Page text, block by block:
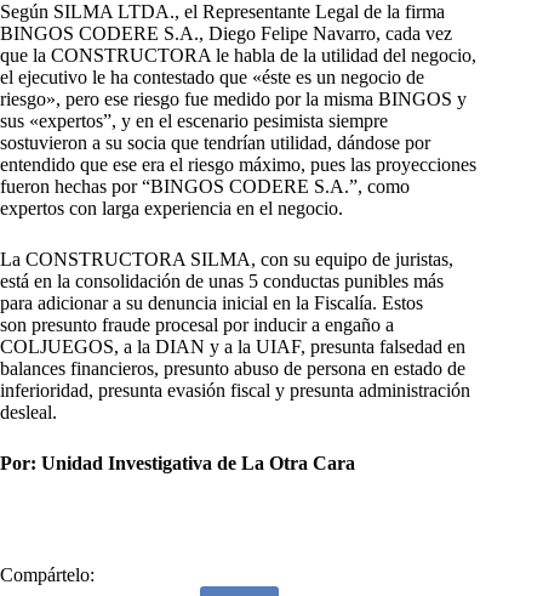
Según SILMA LTDA., el Representante Legal de la firma
BINGOS CODERE S.A., Diego Felipe Navarro, cada vez
que la CONSTRUCTORA le habla de la utilidad del negocio,
el ejecutivo le ha contestado que «éste es un negocio de
riesgo», pero ese riesgo fue medido por la misma BINGOS y
sus «expertos”, y en el escenario pesimista siempre
sostuvieron a su socia que tendrían utilidad, dándose por
entendido que ese era el riesgo máximo, pues las proyecciones
fueron hechas por “BINGOS CODERE S.A.”, como
expertos con larga experiencia en el negocio.
La CONSTRUCTORA SILMA, con su equipo de juristas,
está en la consolidación de unas 5 conductas punibles más
para adicionar a su denuncia inicial en la Fiscalía. Estos
son presunto fraude procesal por inducir a engaño a
COLJUEGOS, a la DIAN y a la UIAF, presunta falsedad en
balances financieros, presunto abuso de persona en estado de
inferioridad, presunta evasión fiscal y presunta administración
desleal.
Por: Unidad Investigativa de La Otra Cara
Compártelo: